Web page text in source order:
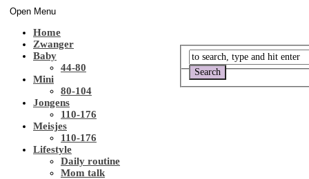
Open Menu
Home
Zwanger
Baby
44-80
Mini
80-104
Jongens
110-176
Meisjes
110-176
Lifestyle
Daily routine
Mom talk